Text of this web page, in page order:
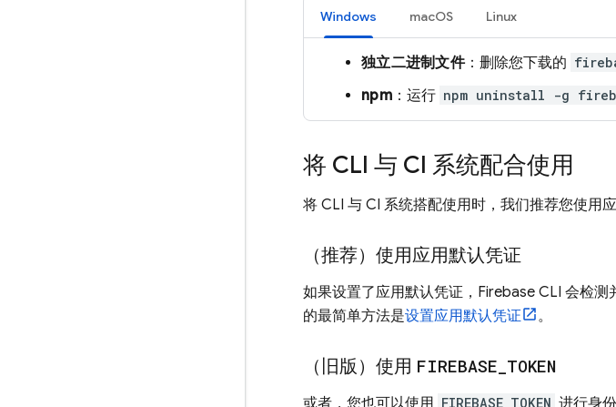
Windows macOS Linux
独立二进制文件：删除您下载的
npm：运行 npm uninstall -g
将 CLI 与 CI 系统配合使用
将 CLI 与 CI 系统搭配使用时，我们推荐您使用
（推荐）使用应用默认凭证
如果设置了应用默认凭证， Firebase CLI 会检测
的最简单方法是设置应用默认凭证 。
（旧版）使用 FIREBASE TOKEN
或者，您也可以使用 FIREBASE_TOKEN 进行身